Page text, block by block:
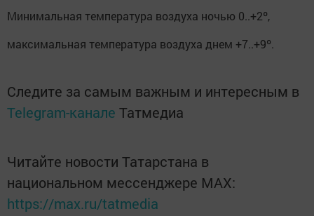
Минимальная температура воздуха ночью 0..+2º,
максимальная температура воздуха днем +7..+9º.
Следите за самым важным и интересным в
Telegram-канале Татмедиа
Читайте новости Татарстана в
национальном мессенджере MАХ:
https://max.ru/tatmedia